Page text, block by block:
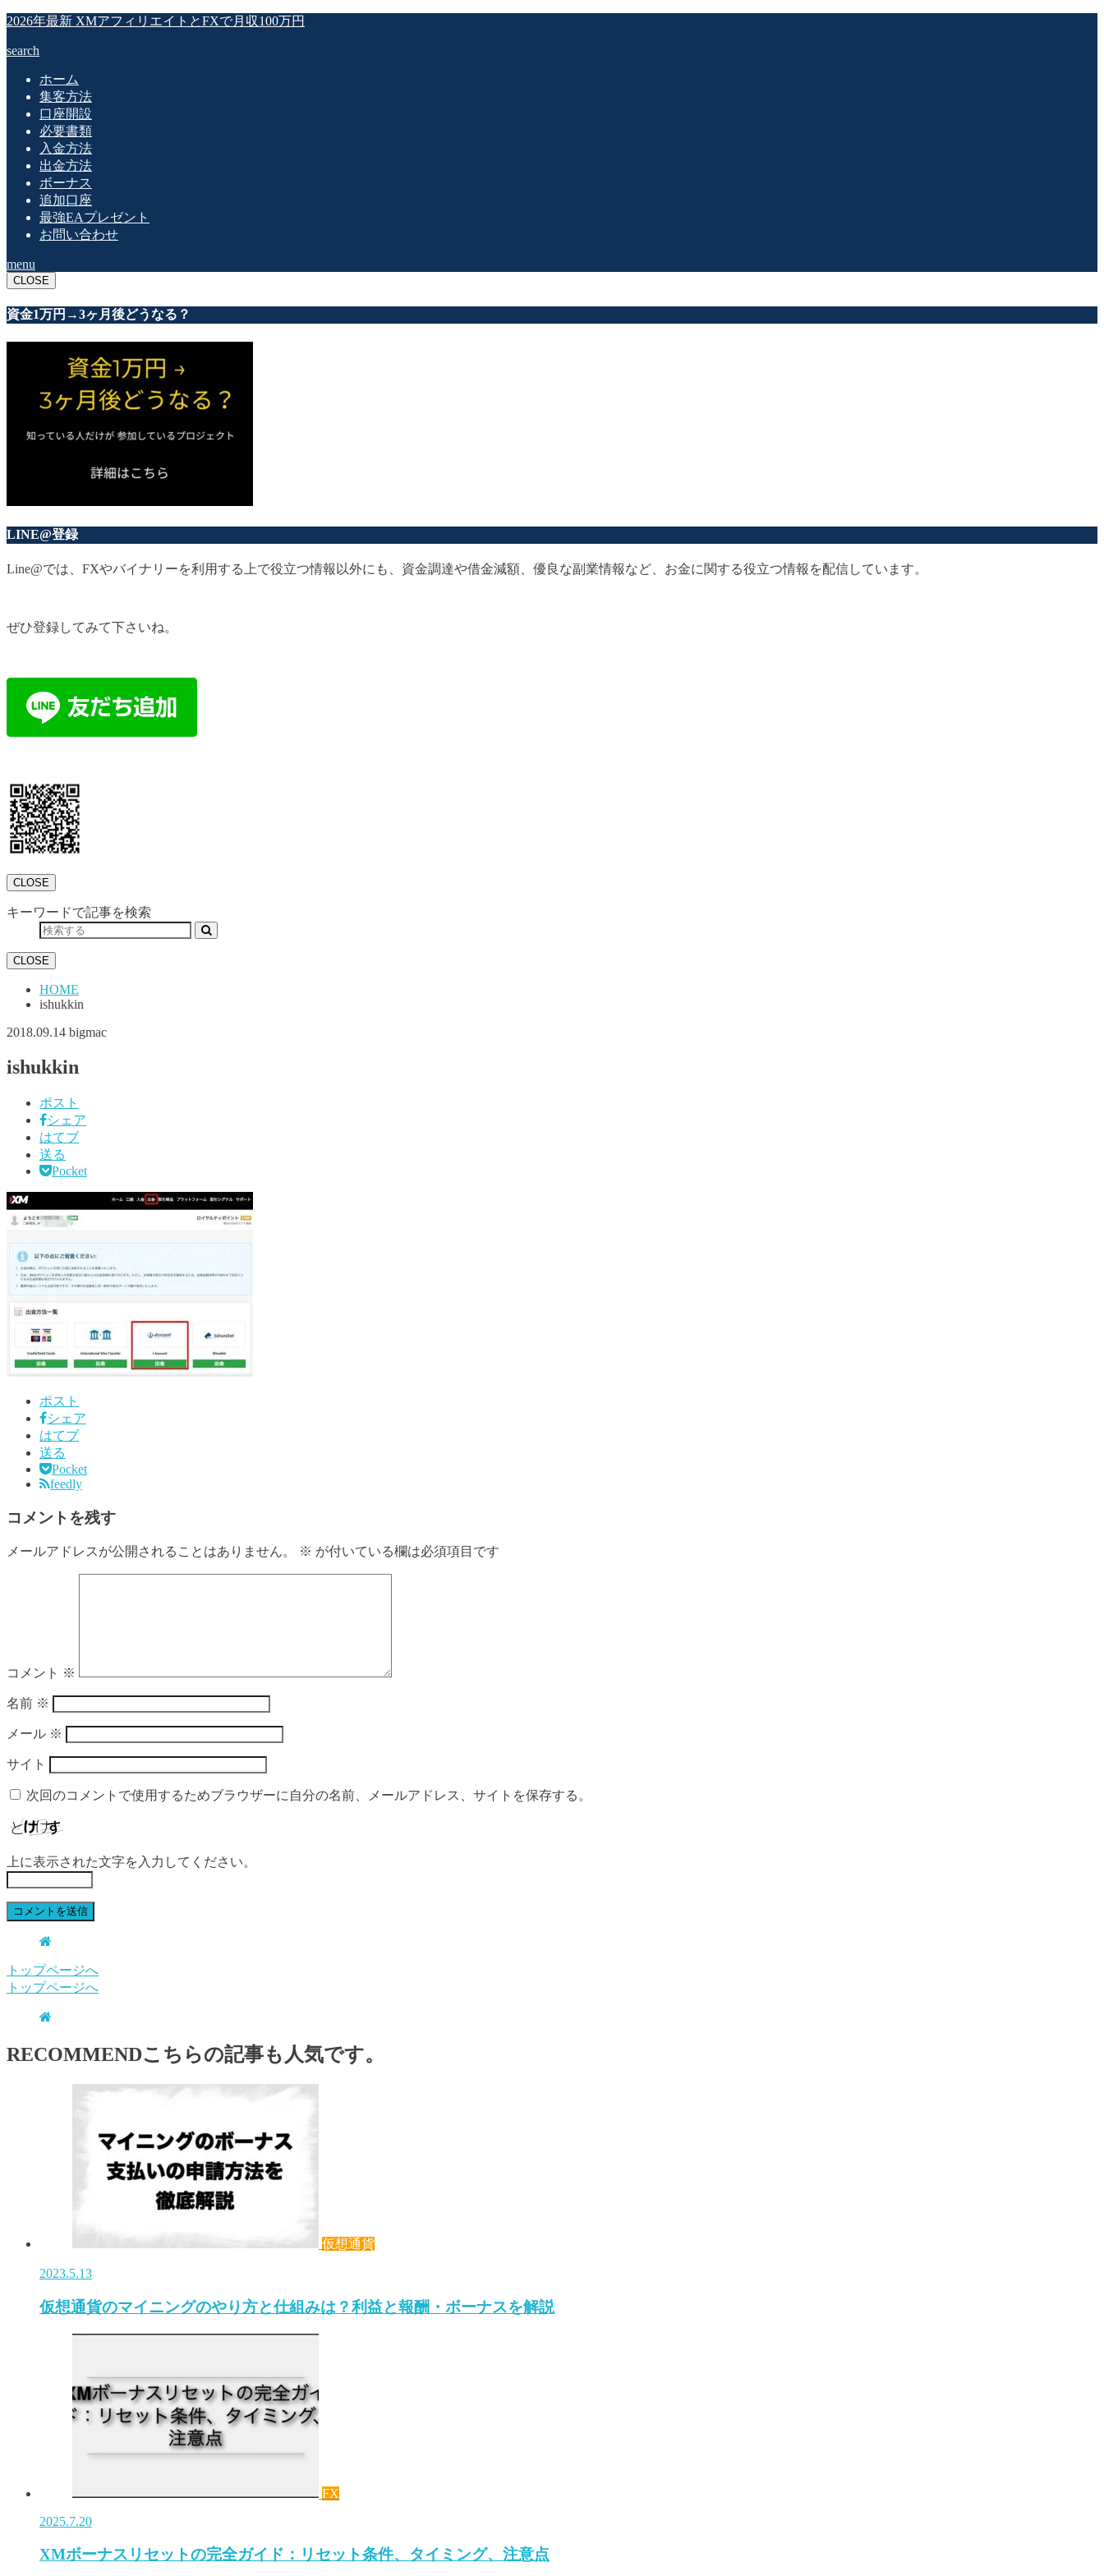
2026年最新 XMアフィリエイトとFXで月収100万円
search
ホーム
集客方法
口座開設
必要書類
入金方法
出金方法
ボーナス
追加口座
最強EAプレゼント
お問い合わせ
menu
CLOSE
資金1万円→3ヶ月後どうなる？
LINE@登録
Line@では、FXやバイナリーを利用する上で役立つ情報以外にも、資金調達や借金減額、優良な副業情報など、お金に関する役立つ情報を配信しています。
ぜひ登録してみて下さいね。
CLOSE
キーワードで記事を検索
CLOSE
HOME
ishukkin
2018.09.14 bigmac
ishukkin
ポスト
シェア
はてブ
送る
Pocket
ポスト
シェア
はてブ
送る
Pocket
feedly
コメントを残す
メールアドレスが公開されることはありません。 ※ が付いている欄は必須項目です
コメント ※
名前 ※
メール ※
サイト
次回のコメントで使用するためブラウザーに自分の名前、メールアドレス、サイトを保存する。
上に表示された文字を入力してください。
トップページへ
トップページへ
RECOMMENDこちらの記事も人気です。
仮想通貨
2023.5.13
仮想通貨のマイニングのやり方と仕組みは？利益と報酬・ボーナスを解説
FX
2025.7.20
XMボーナスリセットの完全ガイド：リセット条件、タイミング、注意点